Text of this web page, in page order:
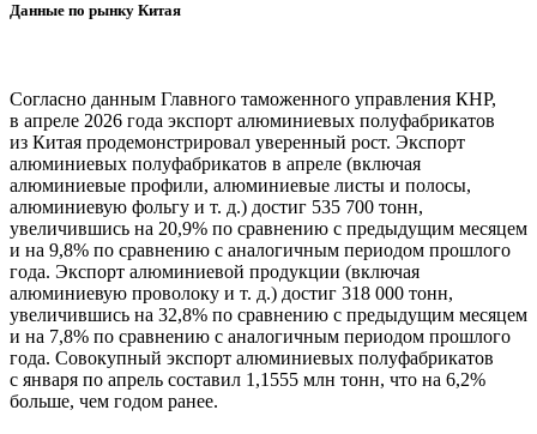
Данные по рынку Китая
Согласно данным Главного таможенного управления КНР,
в апреле 2026 года экспорт алюминиевых полуфабрикатов
из Китая продемонстрировал уверенный рост. Экспорт
алюминиевых полуфабрикатов в апреле (включая
алюминиевые профили, алюминиевые листы и полосы,
алюминиевую фольгу и т. д.) достиг 535 700 тонн,
увеличившись на 20,9% по сравнению с предыдущим месяцем
и на 9,8% по сравнению с аналогичным периодом прошлого
года. Экспорт алюминиевой продукции (включая
алюминиевую проволоку и т. д.) достиг 318 000 тонн,
увеличившись на 32,8% по сравнению с предыдущим месяцем
и на 7,8% по сравнению с аналогичным периодом прошлого
года. Совокупный экспорт алюминиевых полуфабрикатов
с января по апрель составил 1,1555 млн тонн, что на 6,2%
больше, чем годом ранее.